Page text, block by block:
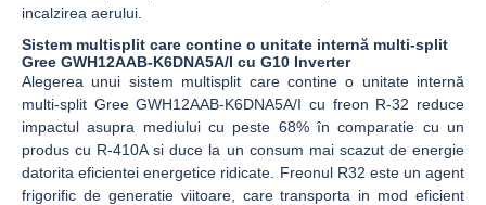
incalzirea aerului.
Sistem multisplit care contine o unitate internă multi-split
Gree GWH12AAB-K6DNA5A/I cu G10 Inverter
Alegerea unui sistem multisplit care contine o unitate internă
multi-split Gree GWH12AAB-K6DNA5A/I cu freon R-32 reduce
impactul asupra mediului cu peste 68% în comparatie cu un
produs cu R-410A si duce la un consum mai scazut de energie
datorita eficientei energetice ridicate. Freonul R32 este un agent
frigorific de generatie viitoare, care transporta in mod eficient